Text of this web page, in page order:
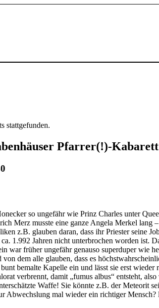
stattgefunden.
Pfarrer(!)-
so ungefähr wie Prinz Charles unter
Merz musste eine ganze Angela Merkel
z.B. glauben daran, dass ihr Priester seine
ca. 1.992 Jahren nicht unterbrochen worden
war früher ungefähr genauso superduper wie
dem alle glauben, dass es
bemalte Kapelle ein und lässt sie erst
verbrennt, damit „fumus albus“ entsteht,
Waffe! Sie könnte z.B. der Meteorit
Abwechslung mal wieder ein richtiger